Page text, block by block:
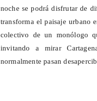
noche se podrá disfrutar de
transforma el paisaje urbano
colectivo de un monólogo
invitando a mirar
normalmente pasan